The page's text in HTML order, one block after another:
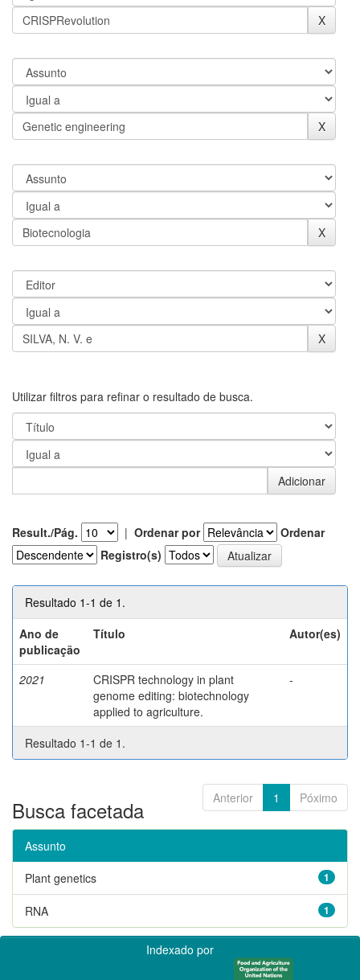
Utilizar filtros para refinar o resultado de busca.
Result./Pág. | Ordenar por
Ordenar
Registro(s)
Resultado 1-1 de 1.
Ano de
publicação
Título Autor(es)
2021
CRISPR technology in plant
genome editing: biotechnology
applied to agriculture.
-
Resultado 1-1 de 1.
Anterior 1 Póximo
Busca facetada
Assunto
1
Plant genetics
1
RNA
Indexado por